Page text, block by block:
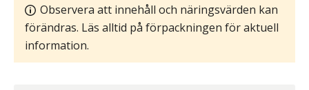
Observera att innehåll och näringsvärden kan
förändras. Läs alltid på förpackningen för aktuell
information.